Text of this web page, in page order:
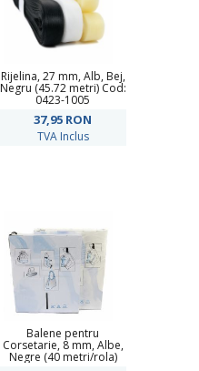
Rijelina, 27 mm, Alb, Bej,
Negru (45.72 metri) Cod:
0423-1005
37,95 RON
TVA Inclus
Balene pentru
Corsetarie, 8 mm, Albe,
Negre (40 metri/rola)